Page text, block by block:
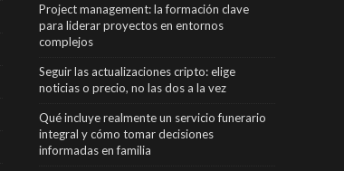
Project management: la formación clave
para liderar proyectos en entornos
complejos
Seguir las actualizaciones cripto: elige
noticias o precio, no las dos a la vez
Qué incluye realmente un servicio funerario
integral y cómo tomar decisiones
informadas en familia